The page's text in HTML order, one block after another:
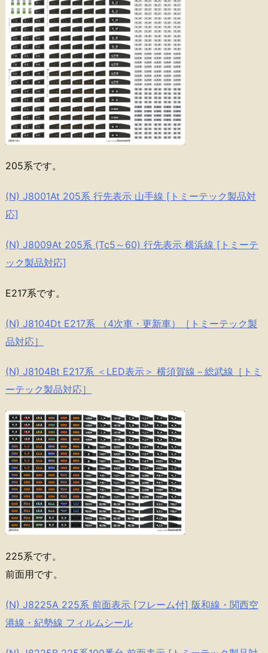
205系です。
(N) J8001At 205系 行先表示 山手線 [トミーテック製品対
応]
(N) J8009At 205系 (Tc5～60) 行先表示 横浜線 [トミーテ
ック製品対応]
E217系です。
(N) J8104Dt E217系 （4次車・更新車）［トミーテック製
品対応］
(N) J8104Bt E217系 ＜LED表示＞ 横須賀線－総武線［トミ
ーテック製品対応］
225系です。
前面用です。
(N) J8225A 225系 前面表示 [フレーム付] 阪和線・関西空
港線・紀勢線 フィルムシール